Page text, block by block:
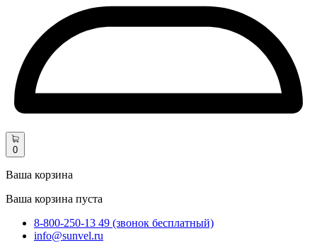
0
Ваша корзина
Ваша корзина пуста
8-800-250-13 49 (звонок бесплатный)
info@sunvel.ru